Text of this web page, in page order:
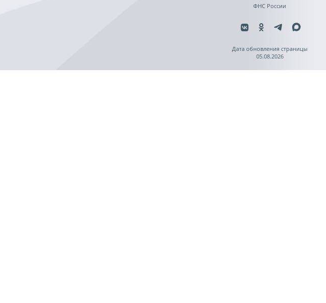
ФНС России
Дата обновления страницы
05.08.2026